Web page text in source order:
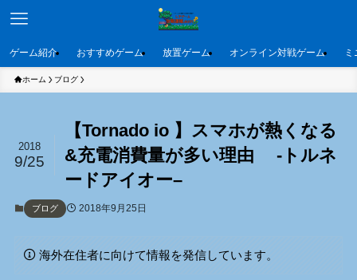
ゲーム紹介 おすすめゲーム 放置ゲーム オンライン対戦ゲーム
ホーム ブログ
【Tornado io 】スマホが熱くなる
&充電消費量が多い理由 -トルネ
ードアイオー–
2018
9/25
ブログ 2018年9月25日
海外在住者に向けて情報を発信しています。